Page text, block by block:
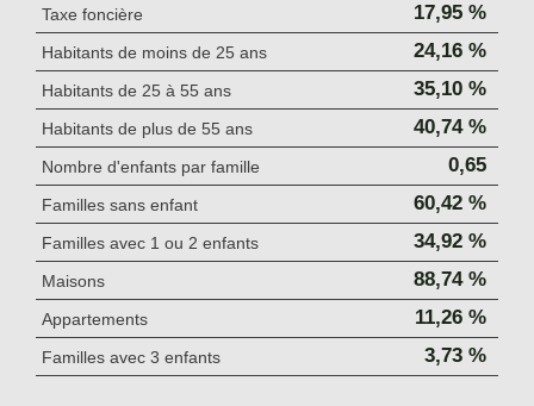
Taxe foncière 17,95 %
Habitants de moins de 25 ans 24,16 %
Habitants de 25 à 55 ans 35,10 %
Habitants de plus de 55 ans 40,74 %
Nombre d'enfants par famille 0,65
Familles sans enfant 60,42 %
Familles avec 1 ou 2 enfants 34,92 %
Maisons 88,74 %
Appartements 11,26 %
Familles avec 3 enfants 3,73 %